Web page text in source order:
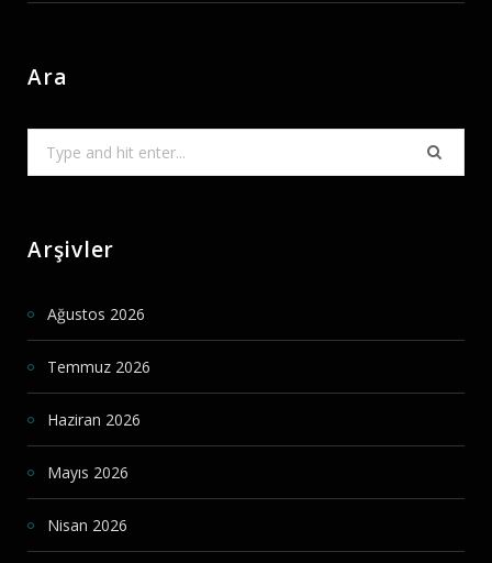
Ara
Arşivler
Ağustos 2026
Temmuz 2026
Haziran 2026
Mayıs 2026
Nisan 2026